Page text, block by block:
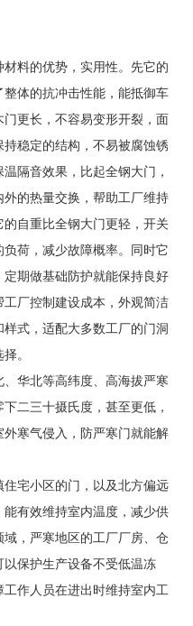
料的优势，实用性。先它的
体的抗冲击性能，能抵御车
更长，不容易变形开裂，面
稳定的结构，不易被腐蚀锈
隔音效果，比起全钢大门，
的热量交换，帮助工厂维持
自重比全钢大门更轻，开关
荷，减少故障概率。同时它
期做基础防护就能保持良好
厂控制建设成本，外观简洁
式，适配大多数工厂的门洞
。
华北等高纬度、高海拔严寒
二三十摄氏度，甚至更低，
寒气侵入，防严寒门就能解
宅小区的门，以及北方偏远
有效维持室内温度，减少供
，严寒地区的工厂厂房、仓
保护生产设备不受低温冻
作人员在进出时维持室内工